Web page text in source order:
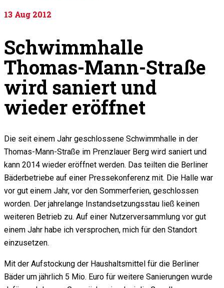
13 Aug 2012
Schwimmhalle
Thomas-Mann-Straße
wird saniert und
wieder eröffnet
Die seit einem Jahr geschlossene Schwimmhalle in der
Thomas-Mann-Straße im Prenzlauer Berg wird saniert und
kann 2014 wieder eröffnet werden. Das teilten die Berliner
Bäderbetriebe auf einer Pressekonferenz mit. Die Halle war
vor gut einem Jahr, vor den Sommerferien, geschlossen
worden. Der jahrelange Instandsetzungsstau ließ keinen
weiteren Betrieb zu. Auf einer Nutzerversammlung vor gut
einem Jahr habe ich versprochen, mich für den Standort
einzusetzen.
Mit der Aufstockung der Haushaltsmittel für die Berliner
Bäder um jährlich 5 Mio. Euro für weitere Sanierungen wurde